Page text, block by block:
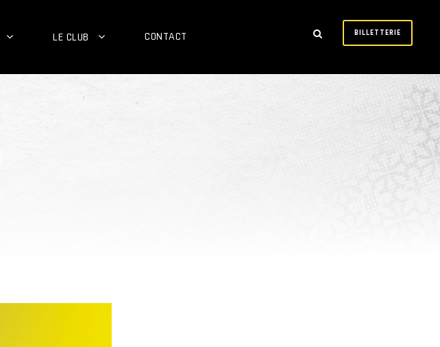
LE CLUB CONTACT BILLETTERIE